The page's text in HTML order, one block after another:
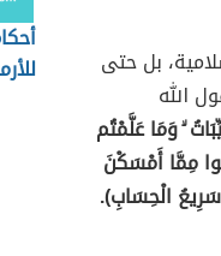
بل حتى
الله
وَمَا عَلَّمْتُم
مِمَّا أَمْسَكْنَ
سَرِيعُ الْحِسَابِ).